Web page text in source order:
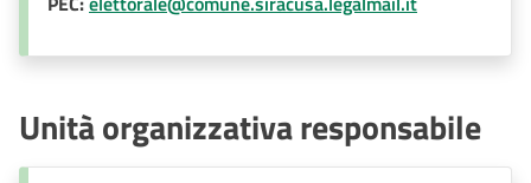
Unità organizzativa responsabile